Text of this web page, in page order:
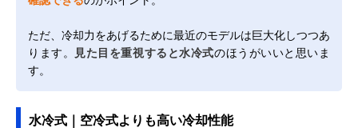
ただ、冷却力をあげるために最近のモデルは巨大化しつつあ
ります。
見た目を重視すると水冷式のほうがいいと思いま
す。
水冷式｜空冷式よりも高い冷却性能